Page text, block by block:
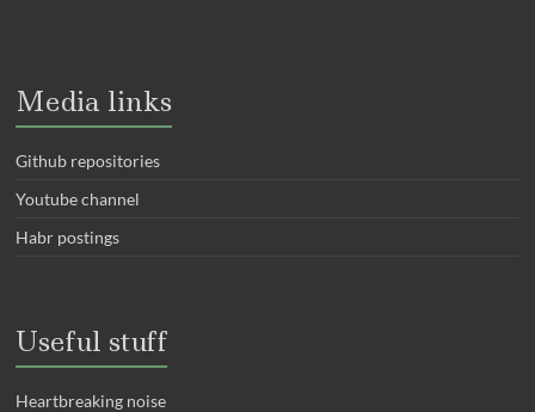
Media links
Github repositories
Youtube channel
Habr postings
Useful stuff
Heartbreaking noise